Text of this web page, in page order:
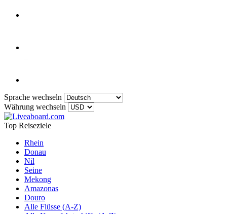
Sprache wechseln
Währung wechseln
Top Reiseziele
Rhein
Donau
Nil
Seine
Mekong
Amazonas
Douro
Alle Flüsse (A-Z)